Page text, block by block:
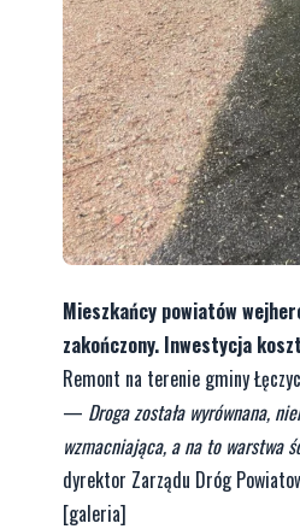
Mieszkańcy powiatów
zakończony. Inwestycja
Remont na terenie gminy
— Droga została wyrównana,
wzmacniająca, a na to warstwa
dyrektor Zarządu Dróg
[galeria]